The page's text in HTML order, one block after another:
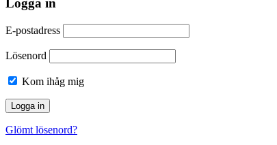
Logga in
E-postadress
Lösenord
Kom ihåg mig
Glömt lösenord?